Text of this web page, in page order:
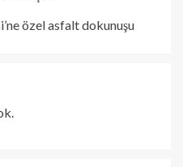
özel asfalt dokunuşu